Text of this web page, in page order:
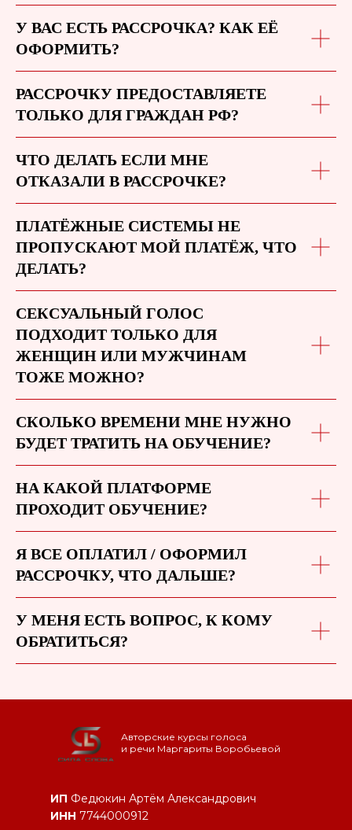
У ВАС ЕСТЬ РАССРОЧКА? КАК ЕЁ
ОФОРМИТЬ?
РАССРОЧКУ ПРЕДОСТАВЛЯЕТЕ
ТОЛЬКО ДЛЯ ГРАЖДАН РФ?
ЧТО ДЕЛАТЬ ЕСЛИ МНЕ
ОТКАЗАЛИ В РАССРОЧКЕ?
ПЛАТЁЖНЫЕ СИСТЕМЫ НЕ
ПРОПУСКАЮТ МОЙ ПЛАТЁЖ, ЧТО
ДЕЛАТЬ?
СЕКСУАЛЬНЫЙ ГОЛОС
ПОДХОДИТ ТОЛЬКО ДЛЯ
ЖЕНЩИН ИЛИ МУЖЧИНАМ
ТОЖЕ МОЖНО?
СКОЛЬКО ВРЕМЕНИ МНЕ НУЖНО
БУДЕТ ТРАТИТЬ НА ОБУЧЕНИЕ?
НА КАКОЙ ПЛАТФОРМЕ
ПРОХОДИТ ОБУЧЕНИЕ?
Я ВСЕ ОПЛАТИЛ / ОФОРМИЛ
РАССРОЧКУ, ЧТО ДАЛЬШЕ?
У МЕНЯ ЕСТЬ ВОПРОС, К КОМУ
ОБРАТИТЬСЯ?
Авторские курсы голоса
и речи Маргариты Воробьевой
ИП Федюкин Артём Александрович
ИНН 7744000912